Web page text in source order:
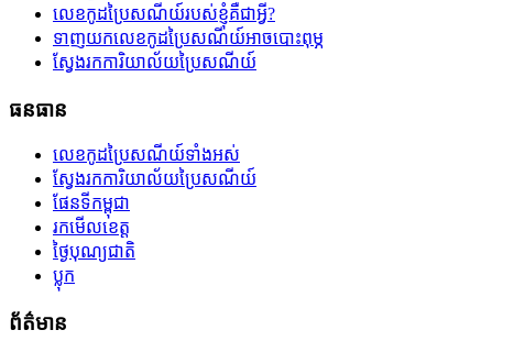
លេខកូដប្រៃសណីយ៍របស់ខ្ញុំគឺជាអ្វី?
ទាញយកលេខកូដប្រៃសណីយ៍អាចបោះពុម្ភ
ស្វែងរកការិយាល័យប្រៃសណីយ៍
ធនធាន
លេខកូដប្រៃសណីយ៍ទាំងអស់
ស្វែងរកការិយាល័យប្រៃសណីយ៍
ផែនទីកម្ពុជា
រកមើលខេត្ត
ថ្ងៃបុណ្យជាតិ
ប្លុក
ព័ត៌មាន